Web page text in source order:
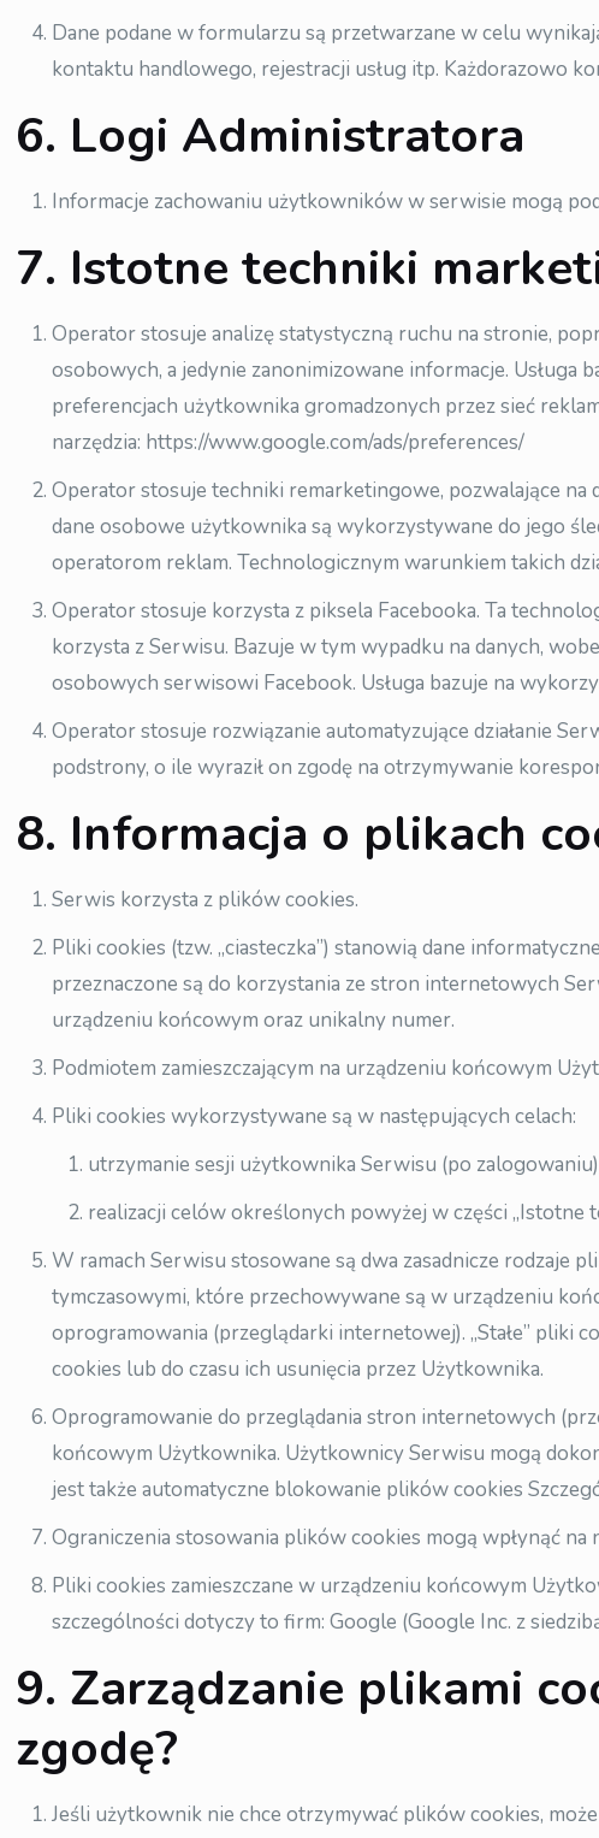
Dane podane w formularzu są przetwarzane w celu
kontaktu handlowego, rejestracji usług itp. Każdorazowo
6. Logi Administratora
Informacje zachowaniu użytkowników w serwisie mogą
7. Istotne techniki
Operator stosuje analizę statystyczną ruchu na stronie,
osobowych, a jedynie zanonimizowane informacje.
preferencjach użytkownika gromadzonych przez sieć
narzędzia: https://www.google.com/ads/preferences/
Operator stosuje techniki remarketingowe, pozwalające na
dane osobowe użytkownika są wykorzystywane do jego
operatorom reklam. Technologicznym warunkiem takich
Operator stosuje korzysta z piksela Facebooka. Ta
korzysta z Serwisu. Bazuje w tym wypadku na danych,
osobowych serwisowi Facebook. Usługa bazuje na
Operator stosuje rozwiązanie automatyzujące działanie
podstrony, o ile wyraził on zgodę na otrzymywanie
8. Informacja o plikach
Serwis korzysta z plików cookies.
Pliki cookies (tzw. „ciasteczka”) stanowią dane
przeznaczone są do korzystania ze stron internetowych
urządzeniu końcowym oraz unikalny numer.
Podmiotem zamieszczającym na urządzeniu końcowym
Pliki cookies wykorzystywane są w następujących celach:
utrzymanie sesji użytkownika Serwisu (po
realizacji celów określonych powyżej w części „Istotne
W ramach Serwisu stosowane są dwa zasadnicze rodzaje
tymczasowymi, które przechowywane są w urządzeniu
oprogramowania (przeglądarki internetowej). „Stałe”
cookies lub do czasu ich usunięcia przez Użytkownika.
Oprogramowanie do przeglądania stron internetowych
końcowym Użytkownika. Użytkownicy Serwisu mogą
jest także automatyczne blokowanie plików cookies
Ograniczenia stosowania plików cookies mogą wpłynąć
Pliki cookies zamieszczane w urządzeniu końcowym
szczególności dotyczy to firm: Google (Google Inc. z
9. Zarządzanie plikami
zgodę?
Jeśli użytkownik nie chce otrzymywać plików cookies,